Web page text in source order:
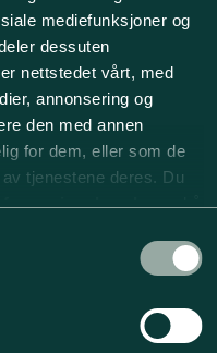
mediefunksjoner og
dessuten
nettstedet vårt, med
annonsering og
den med annen
for dem, eller som de
tjenestene deres. Du
ved å
Designa
leverandører som deler vår
produkter kommer fra
og løsninger som
jobber tett sammen med
fra Designa ikke bare
i vår katalog.